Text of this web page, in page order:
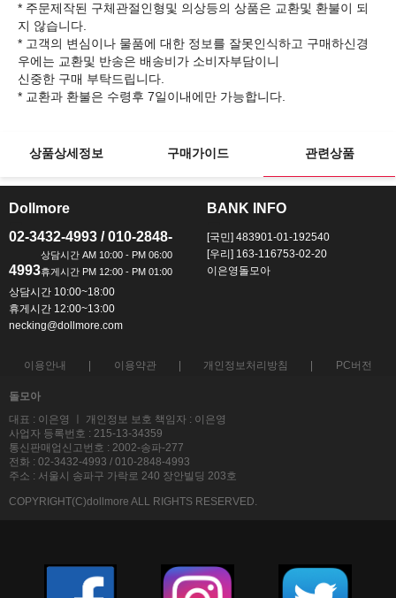
* 주문제작된 구체관절인형및 의상등의 상품은 교환및 환불이 되
지 않습니다.
* 고객의 변심이나 물품에 대한 정보를 잘못인식하고 구매하신경
우에는 교환및 반송은 배송비가 소비자부담이니
신중한 구매 부탁드립니다.
상품상세정보 구매가이드 관련상품
Dollmore
02-3432-4993 / 010-2848-
4993
상담시간 10:00~18:00
휴게시간 12:00~13:00
necking@dollmore.com
BANK INFO
[국민] 483901-01-192540
[우리] 163-116753-02-20
이은영돌모아
이용안내 이용약관 개인정보처리방침 PC버전
돌모아
대표 : 이은영 ㅣ 개인정보 보호 책임자 : 이은영
사업자 등록번호 : 215-13-34359
통신판매업신고번호 : 2002-송파-277
전화 : 02-3432-4993 / 010-2848-4993
주소 : 서울시 송파구 가락로 240 장안빌딩 203호
COPYRIGHT(C)dollmore ALL RIGHTS RESERVED.